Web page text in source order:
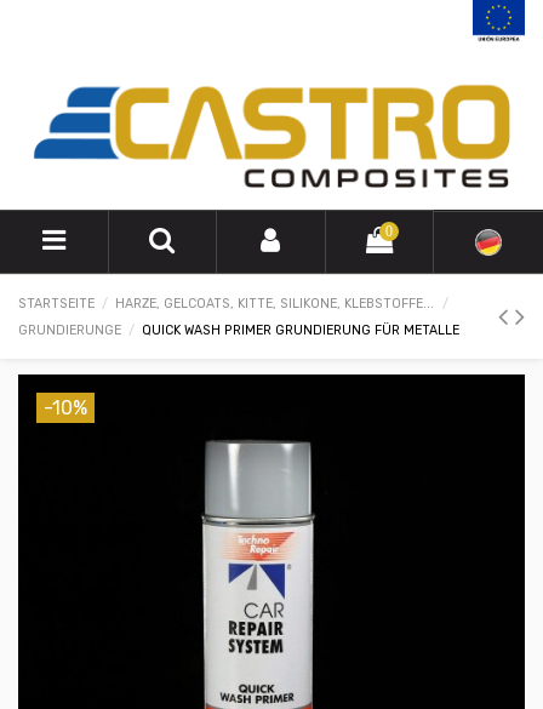
0
STARTSEITE
HARZE, GELCOATS, KITTE, SILIKONE, KLEBSTOFFE...
GRUNDIERUNGE
QUICK WASH PRIMER GRUNDIERUNG FÜR METALLE
-10%